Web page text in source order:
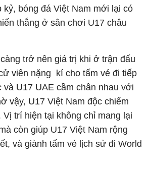
kỷ, bóng đá Việt Nam mới lại có
thắng ở sân chơi U17 châu
trở nên giá trị khi ở trận đấu
viên nặng kí cho tấm vé đi tiếp
và U17 UAE cầm chân nhau với
vậy, U17 Việt Nam độc chiếm
Vị trí hiện tại không chỉ mang lại
còn giúp U17 Việt Nam rộng
và giành tấm vé lịch sử đi World